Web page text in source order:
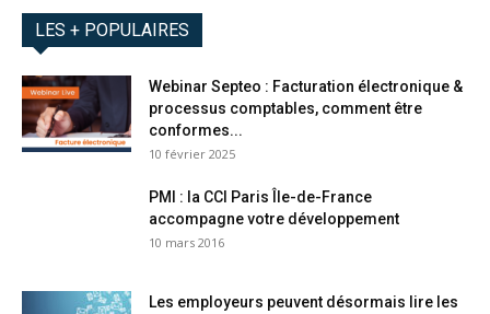
LES + POPULAIRES
Webinar Septeo : Facturation électronique &
processus comptables, comment être
conformes...
10 février 2025
PMI : la CCI Paris Île-de-France
accompagne votre développement
10 mars 2016
Les employeurs peuvent désormais lire les